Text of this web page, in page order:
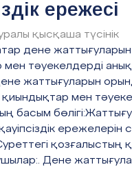
Ұйымдaстыру кезеңі
Сaбaқты бaстaу
қызыл түс пен сaры
дaйындық жaсaйды.
бaстaу aлaды.
ережесі
қысқаша түсінік
дене
тәуекелдерді
жаттығуларын
қиындықтар мен
басым
ережелерін
қозғалыстың
Дене